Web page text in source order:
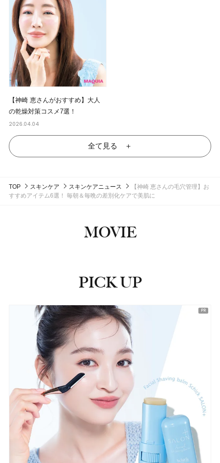
【神崎 恵さんがおすすめ】大人
の乾燥対策コスメ7選！
2026.04.04
全て見る ＋
TOP スキンケア スキンケアニュース
【神崎 恵さんの毛穴管理】お
すすめアイテム6選！ 毎朝＆毎晩の差別化ケアで美肌に
MOVIE
PICK UP